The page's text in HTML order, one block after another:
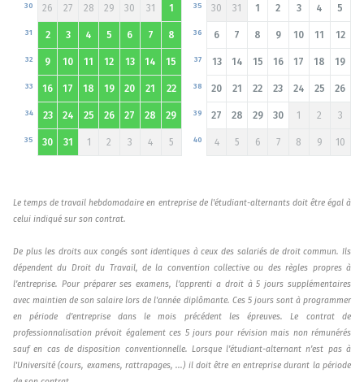
26
30 27 28 29 30 31 1
2
31 3 4 5 6 7 8
9
32 10 11 12 13 14 15
16
33 17 18 19 20 21 22
23
34 24 25 26 27 28 29
30
35 31 1 2 3 4 5
30
35 31 1 2 3 4 5
6
36 7 8 9 10 11 12
13
37 14 15 16 17 18 19
20
38 21 22 23 24 25 26
27
39 28 29 30 1 2 3
4
40 5 6 7 8 9 10
Le temps de travail hebdomadaire en entreprise de l'étudiant-alternants doit être égal à
celui indiqué sur son contrat.
De plus les droits aux congés sont identiques à ceux des salariés de droit commun. Ils
dépendent du Droit du Travail, de la convention collective ou des règles propres à
l’entreprise. Pour préparer ses examens, l’apprenti a droit à 5 jours supplémentaires
avec maintien de son salaire lors de l'année diplômante. Ces 5 jours sont à programmer
en période d’entreprise dans le mois précédent les épreuves. Le contrat de
professionnalisation prévoit également ces 5 jours pour révision mais non rémunérés
sauf en cas de disposition conventionnelle. Lorsque l’étudiant-alternant n’est pas à
l'Université (cours, examens, rattrapages, ...) il doit être en entreprise durant la période